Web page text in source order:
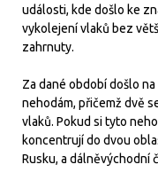
události, kde došlo ke
vykolejení vlaků bez
zahrnuty.
Za dané období došlo
nehodám, přičemž dvě
vlaků. Pokud si tyto
koncentrují do dvou
Rusku, a dálněvýchodní